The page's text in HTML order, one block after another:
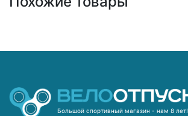
Большой спортивный магазин - нам 8 лет!